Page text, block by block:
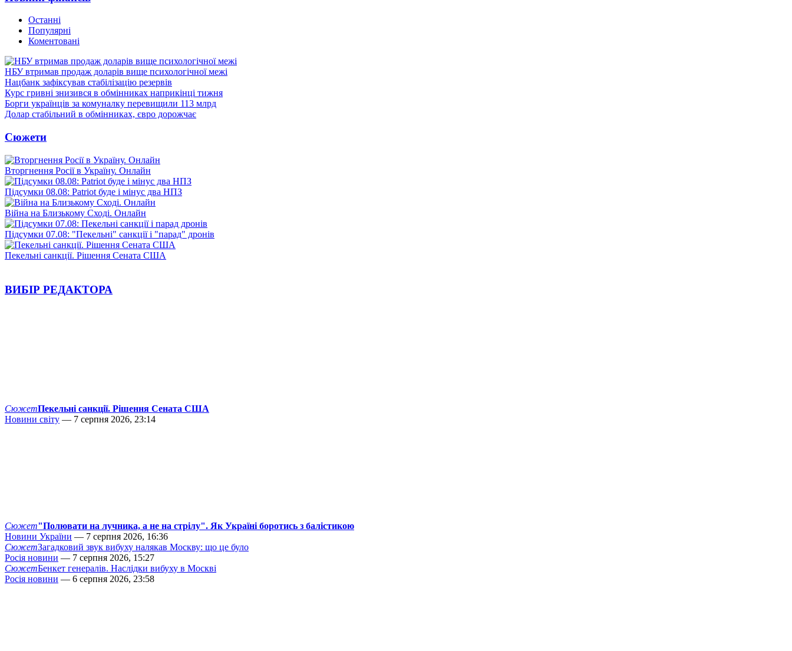
Останні
Популярні
Коментовані
НБУ втримав продаж доларів вище психологічної межі
Нацбанк зафіксував стабілізацію резервів
Курс гривні знизився в обмінниках наприкінці тижня
Борги українців за комуналку перевищили 113 млрд
Долар стабільний в обмінниках, євро дорожчає
Сюжети
Вторгнення Росії в Україну. Онлайн
Підсумки 08.08: Patriot буде і мінус два НПЗ
Війна на Близькому Сході. Онлайн
Підсумки 07.08: "Пекельні" санкції і "парад" дронів
Пекельні санкції. Рішення Сената США
ВИБІР РЕДАКТОРА
СюжетПекельні санкції. Рішення Сената США
Новини світу — 7 серпня 2026, 23:14
Сюжет"Полювати на лучника, а не на стрілу". Як Україні боротись з балістикою
Новини України — 7 серпня 2026, 16:36
СюжетЗагадковий звук вибуху налякав Москву: що це було
Росія новини — 7 серпня 2026, 15:27
СюжетБенкет генералів. Наслідки вибуху в Москві
Росія новини — 6 серпня 2026, 23:58